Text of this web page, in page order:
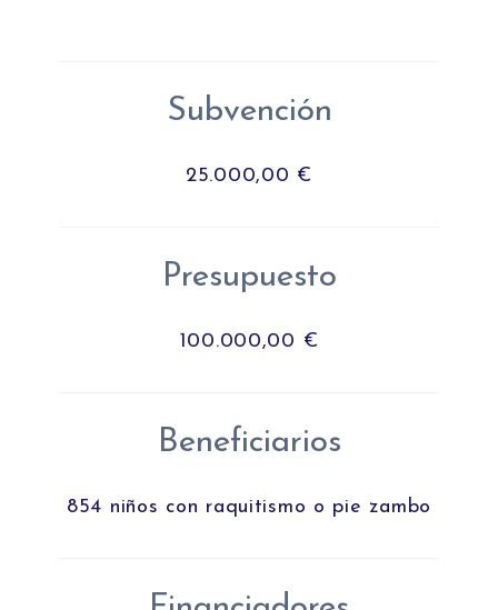
Subvención
25.000,00 €
Presupuesto
100.000,00 €
Beneficiarios
854 niños con raquitismo o pie zambo